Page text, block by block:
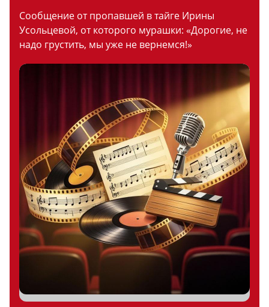
Сообщение от пропавшей в тайге Ирины
Усольцевой, от которого мурашки: «Дорогие, не
надо грустить, мы уже не вернемся!»